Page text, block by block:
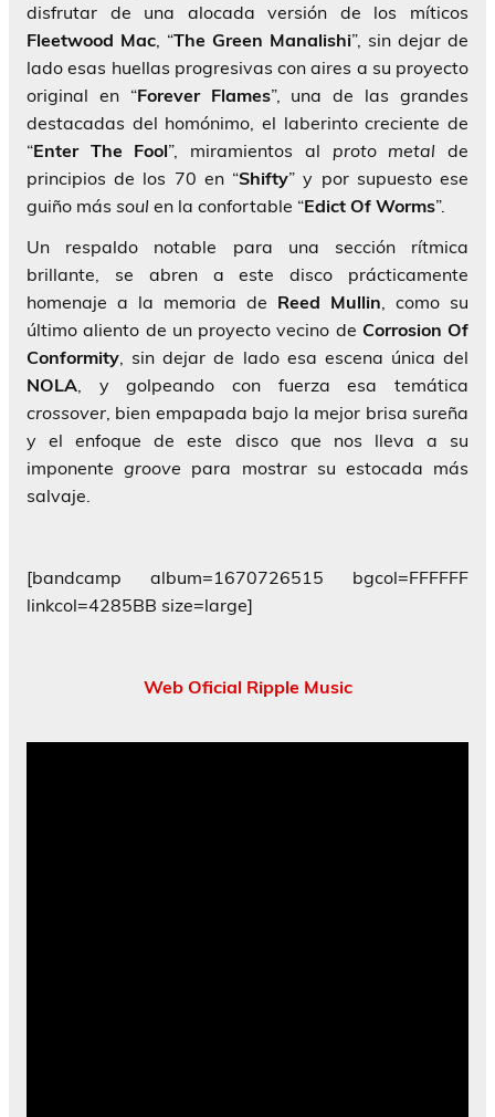
disfrutar de una alocada versión de los míticos
Fleetwood Mac , “The Green Manalishi”, sin dejar de
lado esas huellas progresivas con aires a su proyecto
original en “Forever Flames”, una de las grandes
destacadas del homónimo, el laberinto creciente de
“Enter The Fool”, miramientos al proto metal de
principios de los 70 en “Shifty” y por supuesto ese
guiño más soul en la confortable “Edict Of Worms”.
Un respaldo notable para una sección rítmica
brillante, se abren a este disco prácticamente
homenaje a la memoria de Reed Mullin , como su
último aliento de un proyecto vecino de Corrosion Of
Conformity , sin dejar de lado esa escena única del
NOLA , y golpeando con fuerza esa temática
crossover , bien empapada bajo la mejor brisa sureña
y el enfoque de este disco que nos lleva a su
imponentegroove para mostrar su estocada más
salvaje.
[bandcamp album=1670726515 bgcol=FFFFFF
linkcol=4285BB size=large]
Web Oficial Ripple Music